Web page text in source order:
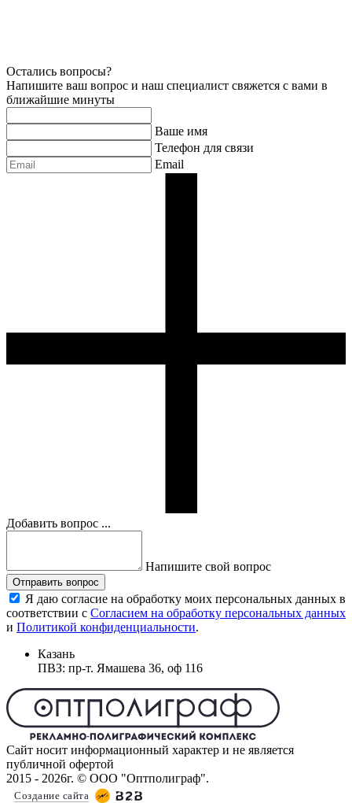
Остались вопросы?
Напишите ваш вопрос и наш специалист свяжется с вами в
ближайшие минуты
Ваше имя
Телефон для связи
Email
Добавить вопрос ...
Напишите свой вопрос
Отправить вопрос
Я даю согласие на обработку моих персональных данных в
соответствии с Согласием на обработку персональных данных
и Политикой конфиденциальности.
Казань
ПВЗ: пр-т. Ямашева 36, оф 116
Сайт носит информационный характер и не является
публичной офертой
2015 - 2026г. © ООО "Оптполиграф".
Создание сайта